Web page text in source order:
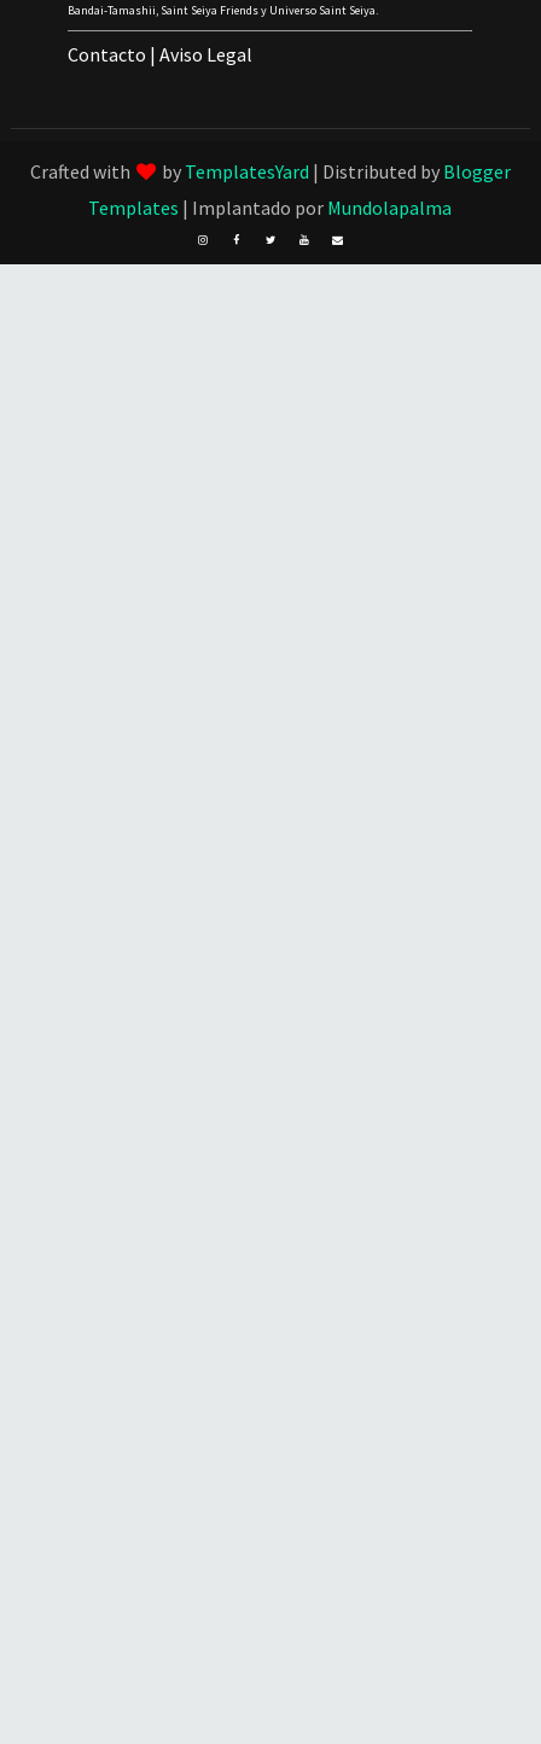
Bandai-Tamashii, Saint Seiya Friends y Universo Saint Seiya.
Contacto |Aviso Legal
Crafted with by TemplatesYard | Distributed by Blogger
Templates | Implantado por Mundolapalma